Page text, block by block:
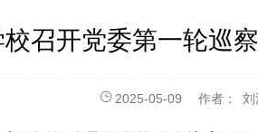
校召开党委第一轮巡
2025-05-09 作者： 刘